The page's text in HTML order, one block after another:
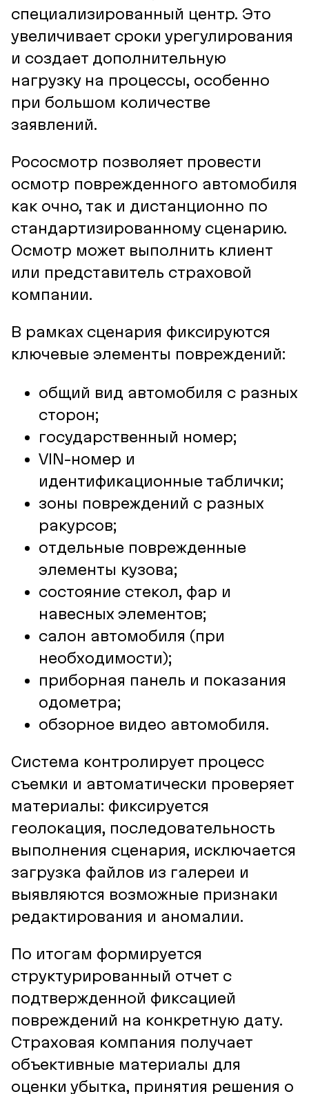
специализированный центр. Это
увеличивает сроки урегулирования
и создает дополнительную
нагрузку на процессы, особенно
при большом количестве
заявлений.
Рососмотр позволяет провести
осмотр поврежденного автомобиля
как очно, так и дистанционно по
стандартизированному сценарию.
Осмотр может выполнить клиент
или представитель страховой
компании.
В рамках сценария фиксируются
ключевые элементы повреждений:
общий вид автомобиля с разных
сторон;
государственный номер;
VIN-номер и
идентификационные таблички;
зоны повреждений с разных
ракурсов;
отдельные поврежденные
элементы кузова;
состояние стекол, фар и
навесных элементов;
салон автомобиля (при
необходимости);
приборная панель и показания
одометра;
обзорное видео автомобиля.
Система контролирует процесс
съемки и автоматически проверяет
материалы: фиксируется
геолокация, последовательность
выполнения сценария, исключается
загрузка файлов из галереи и
выявляются возможные признаки
редактирования и аномалии.
По итогам формируется
структурированный отчет с
подтвержденной фиксацией
повреждений на конкретную дату.
Страховая компания получает
объективные материалы для
оценки убытка, принятия решения о